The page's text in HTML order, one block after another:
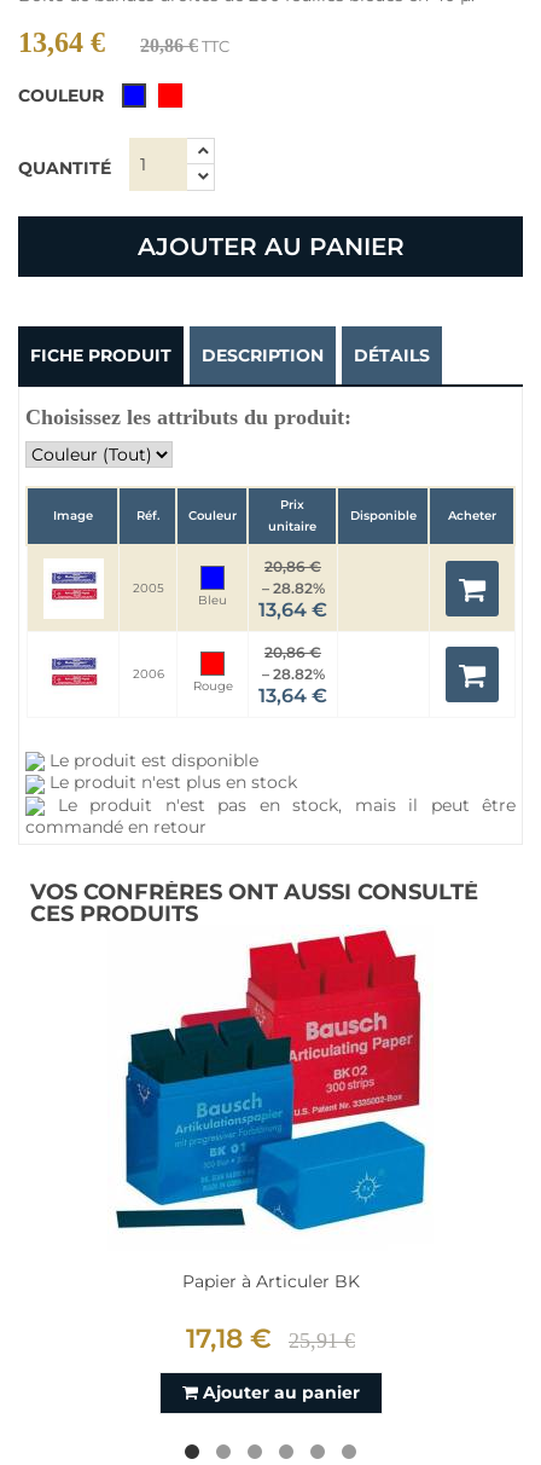
13,64 € 20,86 €TTC
COULEUR
QUANTITÉ
AJOUTER AU PANIER
FICHE PRODUIT DESCRIPTION DÉTAILS
Choisissez les attributs du produit:
Image Réf. Couleur
Prix
unitaire
Disponible Acheter
2005
Bleu
20,86 €
– 28.82%
13,64 €
2006
Rouge
20,86 €
– 28.82%
13,64 €
Le produit est disponible
Le produit n'est plus en stock
Le produit n'est pas en stock, mais il peut être
commandé en retour
VOS CONFRÈRES ONT AUSSI CONSULTÉ
CES PRODUITS
Papier à Articuler BK
17,18 € 25,91 €
Ajouter au panier